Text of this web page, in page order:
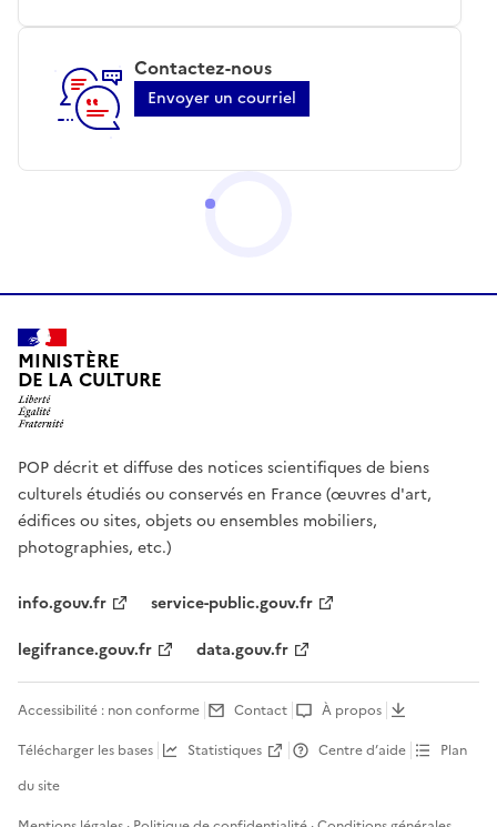
Contactez-nous
Envoyer un courriel
MINISTÈRE
DE LA CULTURE
POP décrit et diffuse des notices scientifiques de biens
culturels étudiés ou conservés en France (œuvres d'art,
édifices ou sites, objets ou ensembles mobiliers,
photographies, etc.)
info.gouv.fr
service-public.gouv.fr
legifrance.gouv.fr
data.gouv.fr
Accessibilité : non conforme Contact
À propos
Télécharger les bases
Statistiques Centre d’aide
Plan
du site